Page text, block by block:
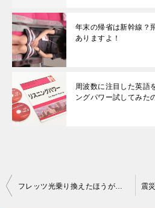
年末の帰省は新幹線？
ありますよ！
周波数に注目した英語
ングパワー試してみた
投
フレッツ光乗り換えたほうがお得かも